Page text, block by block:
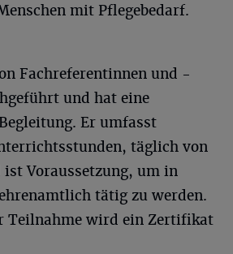
mit Pflegebedarf.
Fachreferentinnen und -
und hat eine
Er umfasst
täglich von
ist Voraussetzung, um in
tätig zu werden.
Teilnahme wird ein Zertifikat